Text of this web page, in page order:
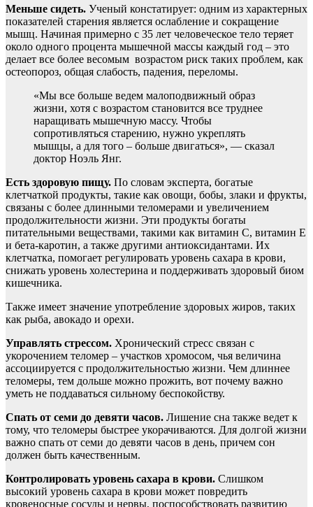
Меньше сидеть. Ученый констатирует: одним из характерных
показателей старения является ослабление и сокращение
мышц. Начиная примерно с 35 лет человеческое тело теряет
около одного процента мышечной массы каждый год – это
делает все более весомым возрастом риск таких проблем, как
остеопороз, общая слабость, падения, переломы.
«Мы все больше ведем малоподвижный образ
жизни, хотя с возрастом становится все труднее
наращивать мышечную массу. Чтобы
сопротивляться старению, нужно укреплять
мышцы, а для того – больше двигаться», — сказал
доктор Ноэль Янг.
Есть здоровую пищу. По словам эксперта, богатые
клетчаткой продукты, такие как овощи, бобы, злаки и фрукты,
связаны с более длинными теломерами и увеличением
продолжительности жизни. Эти продукты богаты
питательными веществами, такими как витамин С, витамин Е
и бета-каротин, а также другими антиоксидантами. Их
клетчатка, помогает регулировать уровень сахара в крови,
снижать уровень холестерина и поддерживать здоровый биом
кишечника.
Также имеет значение употребление здоровых жиров, таких
как рыба, авокадо и орехи.
Управлять стрессом. Хронический стресс связан с
укорочением теломер – участков хромосом, чья величина
ассоциируется с продолжительностью жизни. Чем длиннее
теломеры, тем дольше можно прожить, вот почему важно
уметь не поддаваться сильному беспокойству.
Спать от семи до девяти часов. Лишение сна также ведет к
тому, что теломеры быстрее укорачиваются. Для долгой жизни
важно спать от семи до девяти часов в день, причем сон
должен быть качественным.
Контролировать уровень сахара в крови. Слишком
высокий уровень сахара в крови может повредить
кровеносные сосуды и нервы, поспособствовать развитию